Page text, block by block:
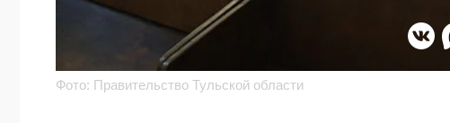
Фото: Правительство Тульской области